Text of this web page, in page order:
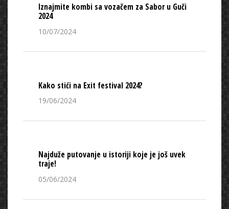
Iznajmite kombi sa vozačem za Sabor u Guči
2024
10/07/2024
Kako stići na Exit festival 2024?
19/06/2024
Najduže putovanje u istoriji koje je još uvek
traje!
05/06/2024